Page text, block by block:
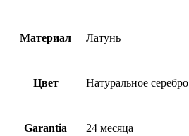
Материал Латунь
Цвет Натуральное серебро
Garantia 24 месяца